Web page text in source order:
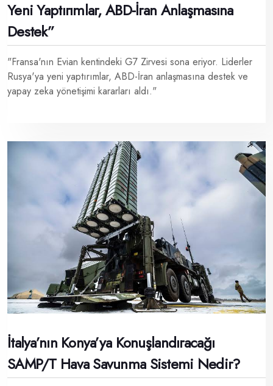
Yeni Yaptırımlar, ABD-İran Anlaşmasına
Destek”
"Fransa'nın Evian kentindeki G7 Zirvesi sona eriyor. Liderler
Rusya'ya yeni yaptırımlar, ABD-İran anlaşmasına destek ve
yapay zeka yönetişimi kararları aldı."
İtalya’nın Konya’ya Konuşlandıracağı
SAMP/T Hava Savunma Sistemi Nedir?